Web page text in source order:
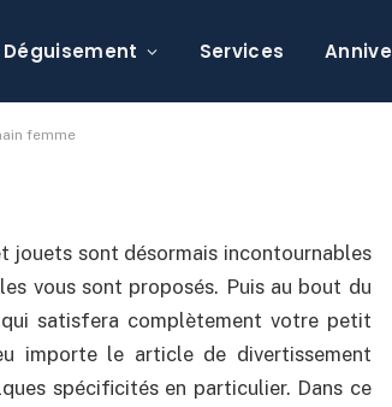
Déguisement Services
femme
jouets sont désormais incontournables
vous sont proposés. Puis au bout du
satisfera complètement votre petit
importe le article de divertissement
spécificités en particulier. Dans ce